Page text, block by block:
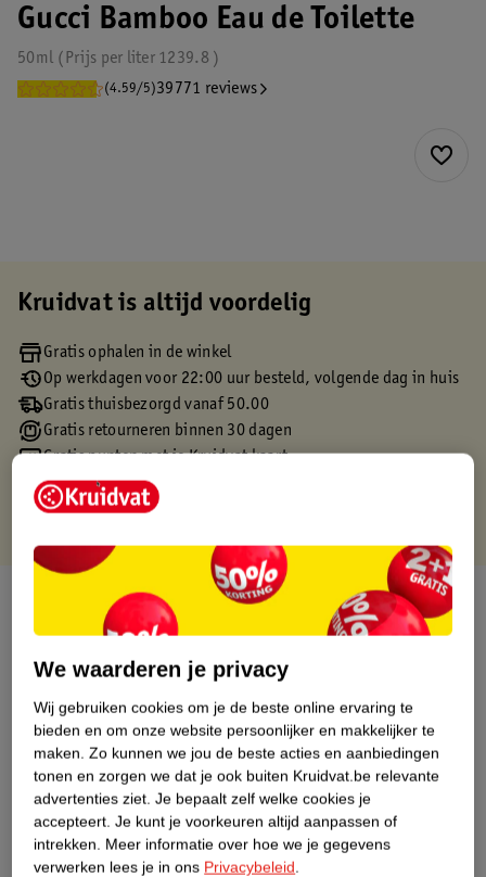
Gucci Bamboo Eau de Toilette
50ml 1239.8
Prijs per liter
(4.59/5)39771 reviews
Kruidvat is altijd voordelig
Gratis ophalen in de winkel
Op werkdagen voor 22:00 uur besteld, volgende dag in huis
Gratis thuisbezorgd vanaf 50.00
Gratis retourneren binnen 30 dagen
Gratis punten met je Kruidvat kaart
Over dit product
Etiketinformatie
Nature Impact Score
Dit product heeft (nog) geen Nature
We waarderen je privacy
Wij gebruiken cookies om je de beste online ervaring te
bieden en om onze website persoonlijker en makkelijker te
maken. Zo kunnen we jou de beste acties en aanbiedingen
tonen en zorgen we dat je ook buiten Kruidvat.be relevante
advertenties ziet. Je bepaalt zelf welke cookies je
accepteert. Je kunt je voorkeuren altijd aanpassen of
intrekken. Meer informatie over hoe we je gegevens
verwerken lees je in ons Privacybeleid.